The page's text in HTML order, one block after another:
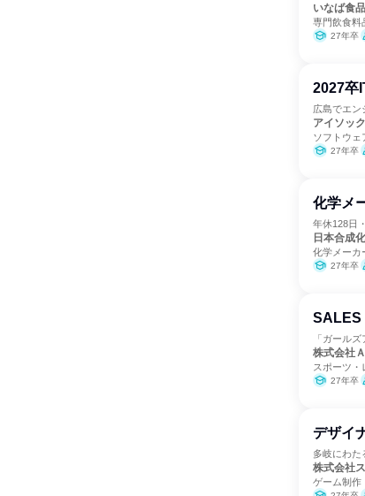
いなば食
専門飲食料
27年卒
2027卒
広島でエン
アイソッ
ソフトウェ
27年卒
化学メ
年休128日
日本合成
化学メーカ
27年卒
SALES
「ガール
株式会社
スポーツ・
27年卒
デザイ
多岐にわた
株式会社
ゲーム制作